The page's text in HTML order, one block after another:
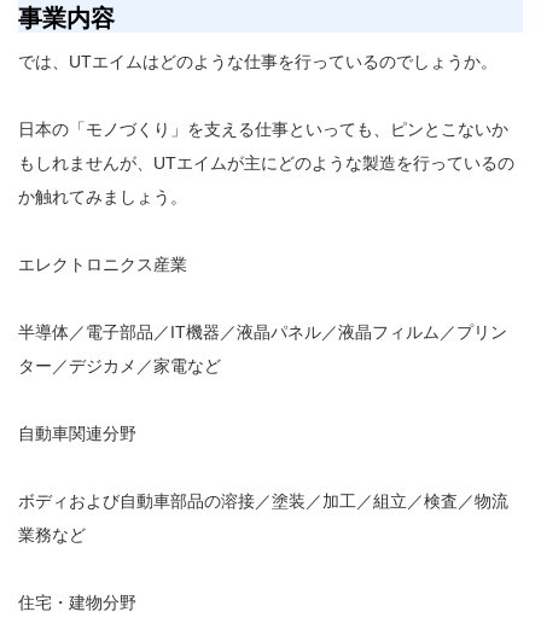
事業内容
では、UTエイムはどのような仕事を行っているのでしょうか。
日本の「モノづくり」を支える仕事といっても、ピンとこないか
もしれませんが、UTエイムが主にどのような製造を行っているの
か触れてみましょう。
エレクトロニクス産業
半導体／電子部品／IT機器／液晶パネル／液晶フィルム／プリン
ター／デジカメ／家電など
自動車関連分野
ボディおよび自動車部品の溶接／塗装／加工／組立／検査／物流
業務など
住宅・建物分野